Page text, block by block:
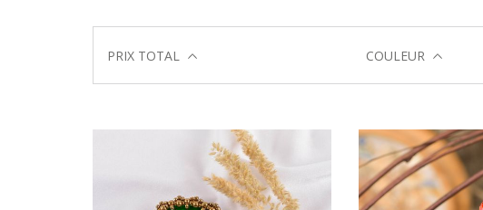
PRIX TOTAL COULEUR